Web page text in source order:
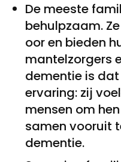
De meeste
behulpzaam.
oor en bieden
mantelzorgers
dementie is
ervaring: zij
mensen om
samen vooruit
dementie.